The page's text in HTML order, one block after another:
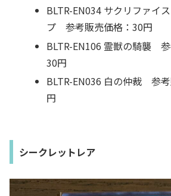
BLTR-EN034 サクリファイ
プ 参考販売価格：30円
BLTR-EN106 霊獣の騎襲 参
30円
BLTR-EN036 白の仲裁 参
円
シークレットレア